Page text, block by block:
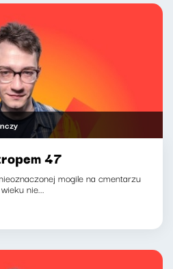
47
mogile na cmentarzu
nie...